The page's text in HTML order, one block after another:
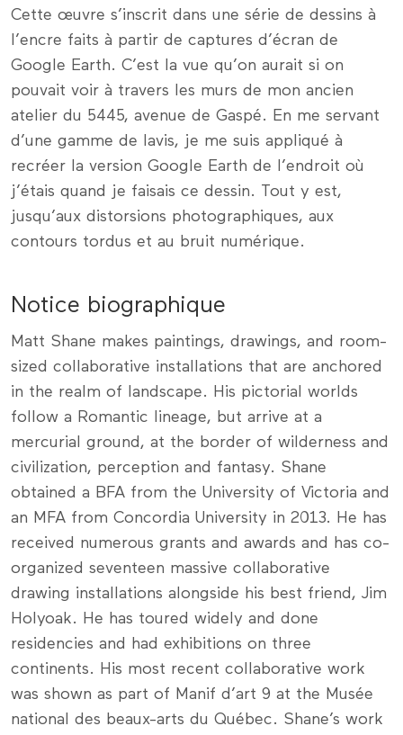
Cette œuvre s’inscrit dans une série de dessins à
l’encre faits à partir de captures d’écran de
Google Earth. C’est la vue qu’on aurait si on
pouvait voir à travers les murs de mon ancien
atelier du 5445, avenue de Gaspé. En me servant
d’une gamme de lavis, je me suis appliqué à
recréer la version Google Earth de l’endroit où
j’étais quand je faisais ce dessin. Tout y est,
jusqu’aux distorsions photographiques, aux
contours tordus et au bruit numérique.
Notice biographique
Matt Shane makes paintings, drawings, and room-
sized collaborative installations that are anchored
in the realm of landscape. His pictorial worlds
follow a Romantic lineage, but arrive at a
mercurial ground, at the border of wilderness and
civilization, perception and fantasy. Shane
obtained a BFA from the University of Victoria and
an MFA from Concordia University in 2013. He has
received numerous grants and awards and has co-
organized seventeen massive collaborative
drawing installations alongside his best friend, Jim
Holyoak. He has toured widely and done
residencies and had exhibitions on three
continents. His most recent collaborative work
was shown as part of Manif d’art 9 at the Musée
national des beaux-arts du Québec. Shane’s work